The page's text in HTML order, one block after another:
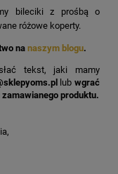
bileciki z prośbą o
różowe koperty.
na naszym blogu.
tekst, jaki mamy
lub wgrać
produktu.